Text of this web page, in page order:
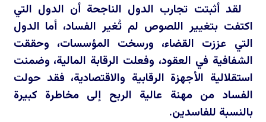
لقد أثبتت تجارب الدول الناجحة أن الدول التي
اكتفت بتغيير اللصوص لم تُغير الفساد، أما الدول
التي عززت القضاء، ورسخت المؤسسات، وحققت
الشفافية في العقود، وفعلت الرقابة المالية، وضمنت
استقلالية الأجهزة الرقابية والاقتصادية، فقد حولت
الفساد من مهنة عالية الربح إلى مخاطرة كبيرة
بالنسبة للفاسدين.